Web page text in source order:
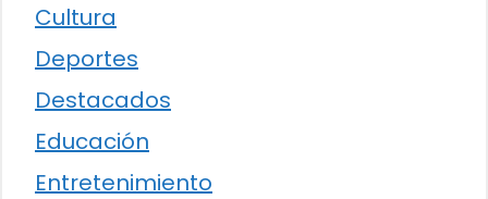
Cultura
Deportes
Destacados
Educación
Entretenimiento